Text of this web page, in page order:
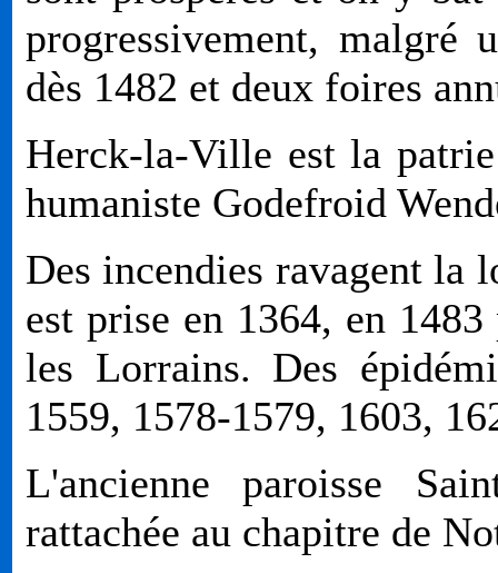
progressivement, malgré
dès 1482 et deux foires
Herck-la-Ville est la
humaniste Godefroid
Des incendies ravagent la
est prise en 1364, en
les Lorrains. Des
1559, 1578-1579, 1603,
L'ancienne paroisse
rattachée au chapitre de